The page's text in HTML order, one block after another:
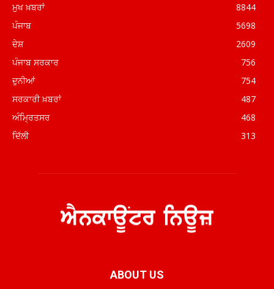
ਮੁਖ ਖ਼ਬਰਾਂ
8844
ਪੰਜਾਬ
5698
ਦੇਸ਼
2609
ਪੰਜਾਬ ਸਰਕਾਰ
756
ਦੁਨੀਆਂ
754
ਸਰਕਾਰੀ ਖ਼ਬਰਾਂ
487
ਅੰਮ੍ਰਿਤਸਰ
468
ਦਿੱਲੀ
313
ABOUT US